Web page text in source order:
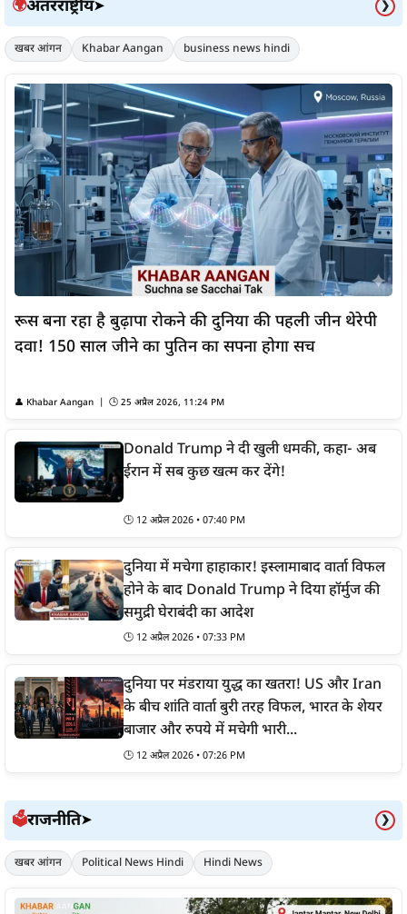
🌍अंतरराष्ट्रीय➤ ❯
खबर आंगन Khabar Aangan business news hindi
रूस बना रहा है बुढ़ापा रोकने की दुनिया की पहली जीन थेरेपी
दवा! 150 साल जीने का पुतिन का सपना होगा सच
👤 Khabar Aangan | 🕒 25 अप्रैल 2026, 11:24 PM
Donald Trump ने दी खुली धमकी, कहा- अब
ईरान में सब कुछ खत्म कर देंगे!
🕒 12 अप्रैल 2026 • 07:40 PM
दुनिया में मचेगा हाहाकार! इस्लामाबाद वार्ता विफल
होने के बाद Donald Trump ने दिया हॉर्मुज की
समुद्री घेराबंदी का आदेश
🕒 12 अप्रैल 2026 • 07:33 PM
दुनिया पर मंडराया युद्ध का खतरा! US और Iran
के बीच शांति वार्ता बुरी तरह विफल, भारत के शेयर
बाजार और रुपये में मचेगी भारी...
🕒 12 अप्रैल 2026 • 07:26 PM
🗳️राजनीति➤ ❯
खबर आंगन Political News Hindi Hindi News